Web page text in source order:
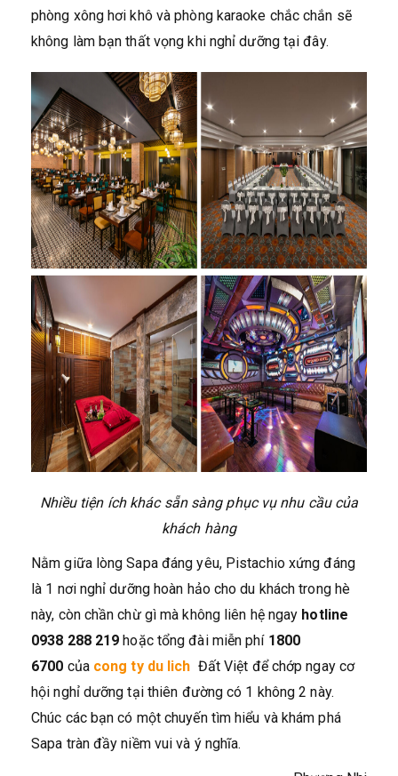
phòng xông hơi khô và phòng karaoke chắc chắn sẽ
không làm bạn thất vọng khi nghỉ dưỡng tại đây.
Nhiều tiện ích khác sẵn sàng phục vụ nhu cầu của
khách hàng
Nằm giữa lòng Sapa đáng yêu, Pistachio xứng đáng
là 1 nơi nghỉ dưỡng hoàn hảo cho du khách trong hè
này, còn chần chừ gì mà không liên hệ ngay hotline
0938 288 219 hoặc tổng đài miễn phí 1800
6700 của cong ty du lich Đất Việt để chớp ngay cơ
hội nghỉ dưỡng tại thiên đường có 1 không 2 này.
Chúc các bạn có một chuyến tìm hiểu và khám phá
Sapa tràn đầy niềm vui và ý nghĩa.